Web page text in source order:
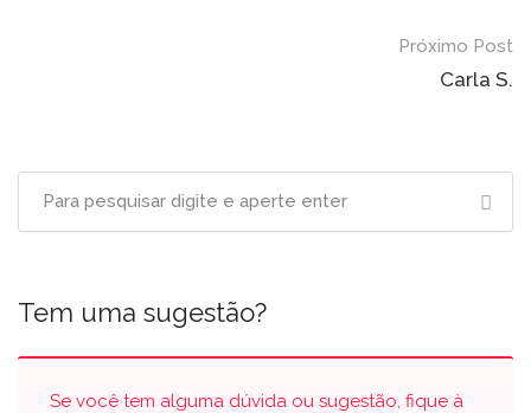
Próximo Post
Carla S.
Tem uma sugestão?
Se você tem alguma dúvida ou sugestão, fique à